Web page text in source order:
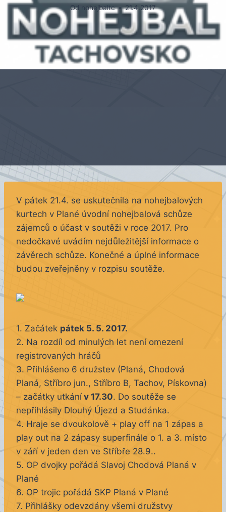
Od nohejbaltc 21.4.2017
V pátek 21.4. se uskutečnila na nohejbalových
kurtech v Plané úvodní nohejbalová schůze
zájemců o účast v soutěži v roce 2017. Pro
nedočkavé uvádím nejdůležitější informace o
závěrech schůze. Konečné a úplné informace
budou zveřejněny v rozpisu soutěže.
1. Začátek pátek 5. 5. 2017.
2. Na rozdíl od minulých let není omezení
registrovaných hráčů
3. Přihlášeno 6 družstev (Planá, Chodová
Planá, Stříbro jun., Stříbro B, Tachov, Pískovna)
– začátky utkání v 17.30. Do soutěže se
nepřihlásily Dlouhý Újezd a Studánka.
4. Hraje se dvoukolově + play off na 1 zápas a
play out na 2 zápasy superfinále o 1. a 3. místo
v září v jeden den ve Stříbře 28.9..
5. OP dvojky pořádá Slavoj Chodová Planá v
Plané
6. OP trojic pořádá SKP Planá v Plané
7. Přihlášky odevzdány všemi družstvy